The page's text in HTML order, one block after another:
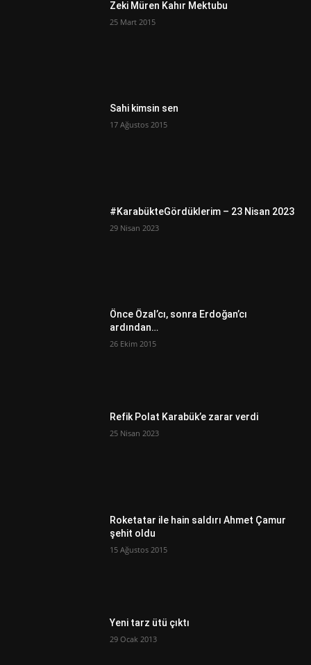
Zeki Müren Kahır Mektubu
25 Mart 2015
Sahi kimsin sen
17 Ağustos 2015
#KarabükteGördüklerim – 23 Nisan 2023
29 Nisan 2023
Önce Özal’cı, sonra Erdoğan’cı
ardından…
26 Ekim 2015
Refik Polat Karabük’e zarar verdi
25 Nisan 2023
Roketatar ile hain saldırı Ahmet Çamur
şehit oldu
15 Ağustos 2015
Yeni tarz ütü çıktı
29 Ocak 2013